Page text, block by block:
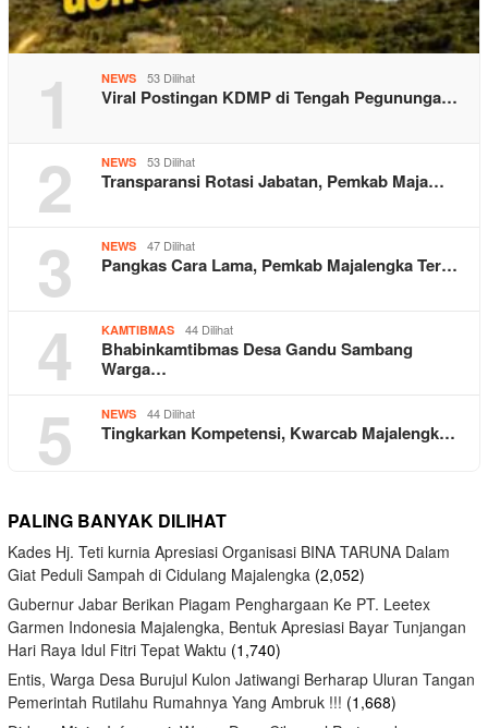
1 NEWS 53 Dilihat
Viral Postingan KDMP di Tengah Pegununga…
2 NEWS 53 Dilihat
Transparansi Rotasi Jabatan, Pemkab Maja…
3 NEWS 47 Dilihat
Pangkas Cara Lama, Pemkab Majalengka Ter…
4 KAMTIBMAS 44 Dilihat
Bhabinkamtibmas Desa Gandu Sambang
Warga…
5 NEWS 44 Dilihat
Tingkarkan Kompetensi, Kwarcab Majalengk…
PALING BANYAK DILIHAT
Kades Hj. Teti kurnia Apresiasi Organisasi BINA TARUNA Dalam
Giat Peduli Sampah di Cidulang Majalengka (2,052)
Gubernur Jabar Berikan Piagam Penghargaan Ke PT. Leetex
Garmen Indonesia Majalengka, Bentuk Apresiasi Bayar Tunjangan
Hari Raya Idul Fitri Tepat Waktu (1,740)
Entis, Warga Desa Burujul Kulon Jatiwangi Berharap Uluran Tangan
Pemerintah Rutilahu Rumahnya Yang Ambruk !!! (1,668)